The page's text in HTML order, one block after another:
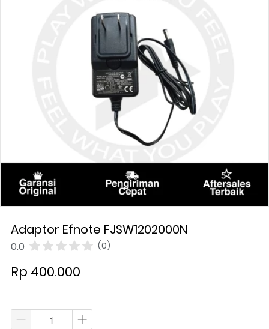
Adaptor Efnote FJSW1202000N
0.0 (0)
Rp 400.000